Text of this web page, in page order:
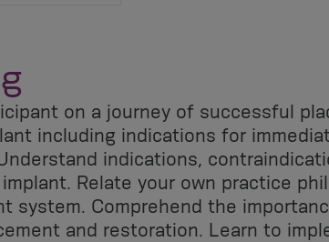
on a journey of successful
including indications for
indications,
Relate your own practice
system. Comprehend the
and restoration. Learn to